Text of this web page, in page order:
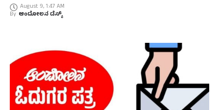
August 9, 1:47 AM
By ಆಂದೋಲನ ಡೆಸ್ಕ್